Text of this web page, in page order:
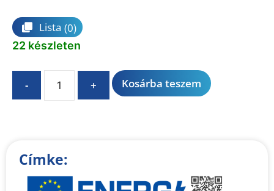
Lista (0)
22 készleten
- + Kosárba teszem
t
Címke: